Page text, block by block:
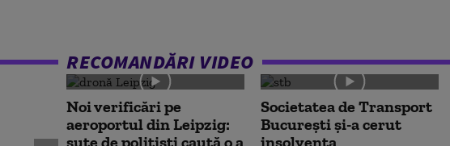
RECOMANDĂRI VIDEO
Noi verificări pe
aeroportul din Leipzig:
sute de polițiști caută o a
Societatea de Transport
București și-a cerut
insolvența